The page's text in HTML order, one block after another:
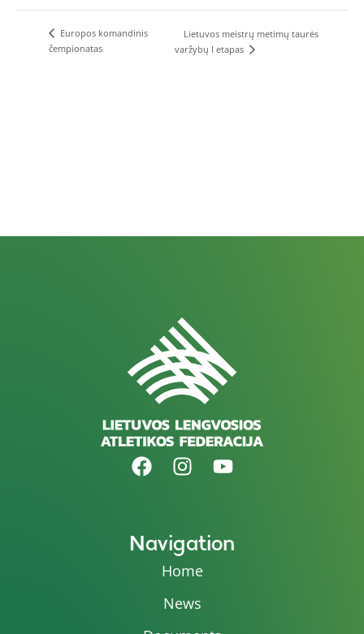
Europos komandinis
čempionatas
Lietuvos meistrų metimų taurės
varžybų I etapas
Navigation
Home
News